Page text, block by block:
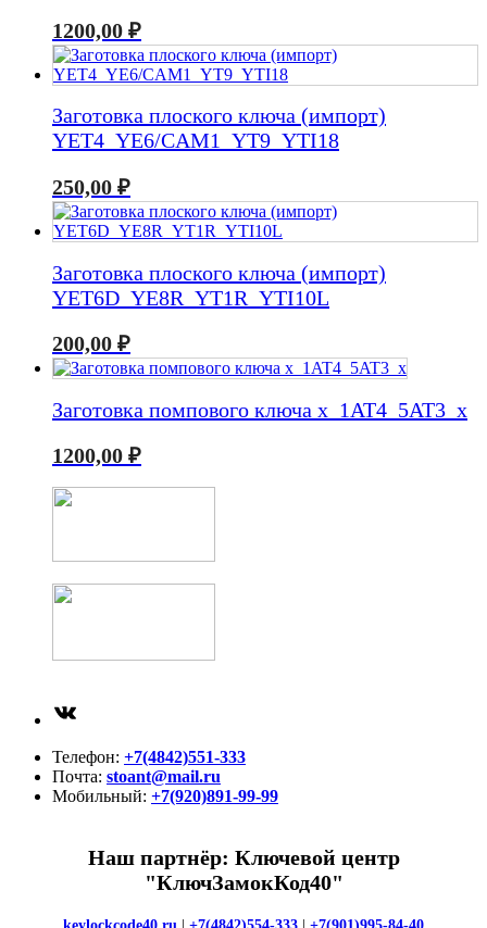
1200,00 ₽
Заготовка плоского ключа (импорт)
YET4_YE6/CAM1_YT9_YTI18
250,00 ₽
Заготовка плоского ключа (импорт)
YET6D_YE8R_YT1R_YTI10L
200,00 ₽
Заготовка помпового ключа x_1AT4_5AT3_x
1200,00 ₽
Телефон: +7(4842)551-333
Почта: stoant@mail.ru
Мобильный: +7(920)891-99-99
Наш партнёр: Ключевой центр
"КлючЗамокКод40"